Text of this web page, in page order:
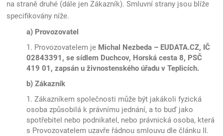
na straně druhé (dále jen Zákazník). Smluvní strany jsou blíže
specifikovány níže.
a) Provozovatel
1. Provozovatelem je Michal Nezbeda – EUDATA.CZ, IČ
02843391, se sídlem Duchcov, Horská cesta 8, PSČ
419 01, zapsán u živnostenského úřadu v Teplicích.
b) Zákazník
1. Zákazníkem společnosti může být jakákoli fyzická
osoba způsobilá k právnímu jednání, a to buď jako
spotřebitel nebo podnikatel, nebo právnická osoba, která
s Provozovatelem uzavře řádnou smlouvu dle článku II.